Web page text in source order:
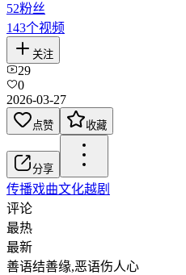
52粉丝
143个视频
关注
29
0
2026-03-27
点赞 收藏
分享
传播戏曲文化越剧
评论
最热
最新
善语结善缘,恶语伤人心